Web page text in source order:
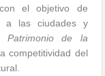
el objetivo de
a las ciudades y
Patrimonio de la
competitividad del